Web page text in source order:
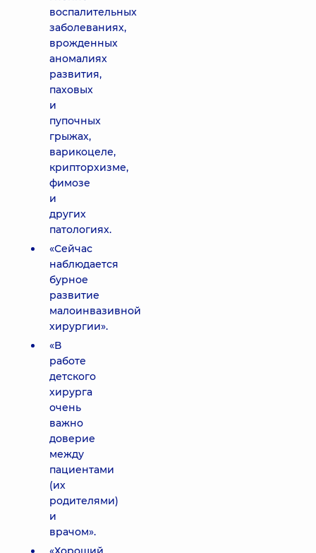
воспалительных
заболеваниях,
врожденных
аномалиях
развития,
паховых
и
пупочных
грыжах,
варикоцеле,
крипторхизме,
фимозе
и
других
патологиях.
«Сейчас
наблюдается
бурное
развитие
малоинвазивной
хирургии».
«В
работе
детского
хирурга
очень
важно
доверие
между
пациентами
(их
родителями)
и
врачом».